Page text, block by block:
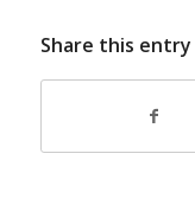
Share this entry